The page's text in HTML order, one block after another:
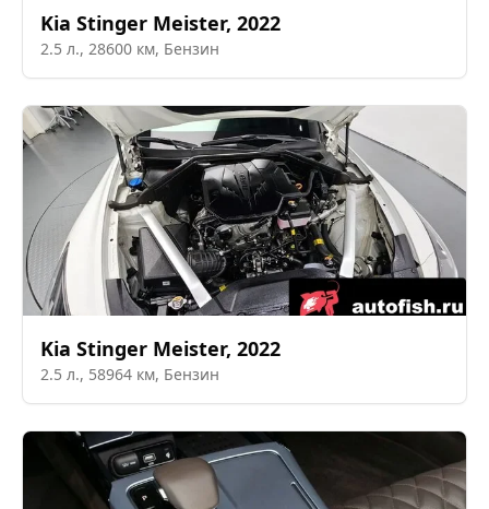
Kia Stinger Meister, 2022
2.5 л., 28600 км, Бензин
Kia Stinger Meister, 2022
2.5 л., 58964 км, Бензин